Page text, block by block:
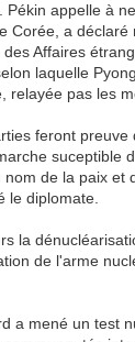
Pékin appelle à
Corée, a déclaré
Affaires
laquelle
relayée pas les
feront preuve
suceptible
de la paix et
le diplomate.
la
de l'arme
a mené un test